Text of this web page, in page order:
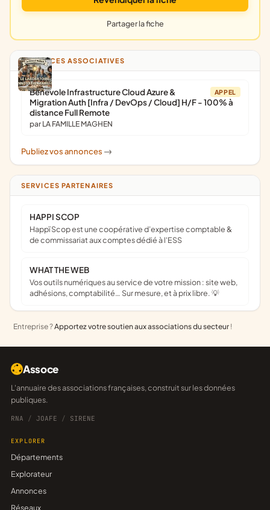
Partager la fiche
ANNONCES ASSOCIATIVES
APPEL
Bénévole Infrastructure Cloud Azure &
Migration Auth [Infra / DevOps / Cloud] H/F - 100% à
distance Full Remote
par LA FAMILLE MAGHEN
Publiez vos annonces ->
SERVICES PARTENAIRES
HAPPI SCOP
Happï Scop est une coopérative d’expertise comptable &
de commissariat aux comptes dédié à l'ESS
WHAT THE WEB
Vos outils numériques au service de votre mission : site web,
adhésions, comptabilité… Sur mesure, et à prix libre. 💡
Entreprise ?Apportez votre soutien aux associations du secteur !
Assoce
L'annuaire des associations françaises, construit sur les données
publiques.
RNA / JOAFE / SIRENE
EXPLORER
Départements
Explorateur
Annonces
Réseaux